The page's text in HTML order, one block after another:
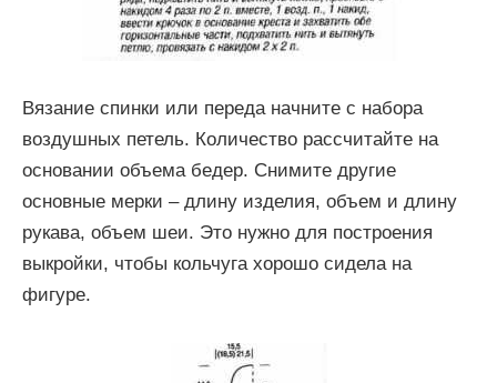
Вязание спинки или переда начните с набора
воздушных петель. Количество рассчитайте на
основании объема бедер. Снимите другие
основные мерки – длину изделия, объем и длину
рукава, объем шеи. Это нужно для построения
выкройки, чтобы кольчуга хорошо сидела на
фигуре.